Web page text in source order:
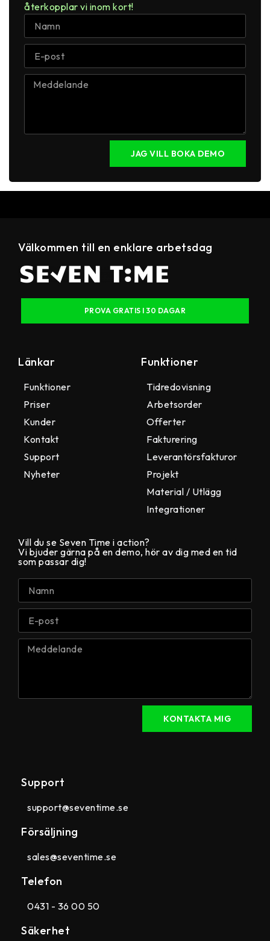
återkopplar vi inom kort!​
JAG VILL BOKA DEMO
Välkommen till en enklare arbetsdag
PROVA GRATIS I 30 DAGAR
Länkar
Funktioner
Priser
Kunder
Kontakt
Support
Nyheter
Funktioner
Tidredovisning
Arbetsorder
Offerter
Fakturering
Leverantörsfakturor
Projekt
Material / Utlägg
Integrationer
Vill du se Seven Time i action?
Vi bjuder gärna på en demo, hör av dig med en tid
som passar dig!
KONTAKTA MIG
Support
support@seventime.se
Försäljning
sales@seventime.se
Telefon
0431 - 36 00 50
Säkerhet